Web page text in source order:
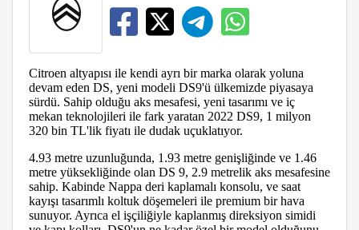
Citroen altyapısı ile kendi ayrı bir marka olarak yoluna
devam eden DS, yeni modeli DS9'ü ülkemizde piyasaya
sürdü. Sahip olduğu aks mesafesi, yeni tasarımı ve iç
mekan teknolojileri ile fark yaratan 2022 DS9, 1 milyon
320 bin TL'lik fiyatı ile dudak uçuklatıyor.
4.93 metre uzunluğunda, 1.93 metre genişliğinde ve 1.46
metre yüksekliğinde olan DS 9, 2.9 metrelik aks mesafesine
sahip. Kabinde Nappa deri kaplamalı konsolu, ve saat
kayışı tasarımlı koltuk döşemeleri ile premium bir hava
sunuyor. Ayrıca el işçiliğiyle kaplanmış direksiyon simidi